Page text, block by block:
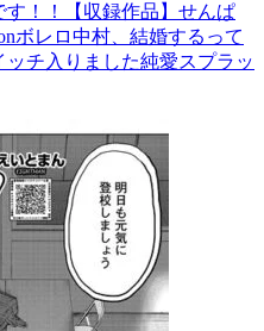
す！！【収録作品】せんぱ
ボレロ中村、結婚するって
チ入りました純愛スプラッ